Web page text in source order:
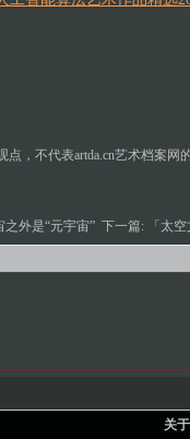
，不代表artda.cn艺术档案网
之外是“元宇宙” 下一篇: 「太
关